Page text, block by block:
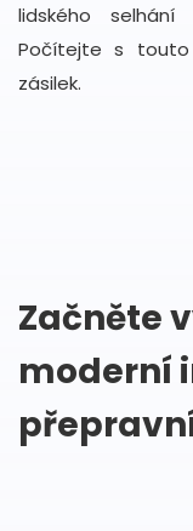
lidského
Počítejte s touto
zásilek.
Začněte
moderní